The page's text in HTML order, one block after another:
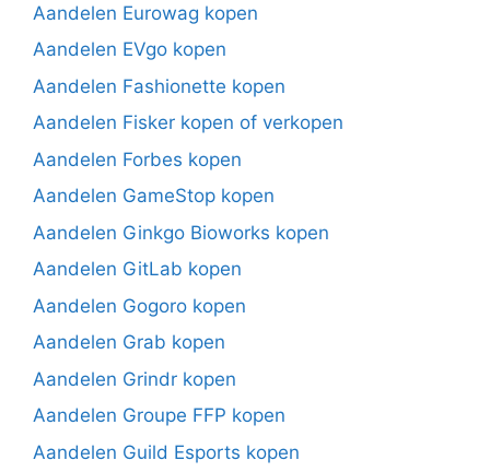
Aandelen Eurowag kopen
Aandelen EVgo kopen
Aandelen Fashionette kopen
Aandelen Fisker kopen of verkopen
Aandelen Forbes kopen
Aandelen GameStop kopen
Aandelen Ginkgo Bioworks kopen
Aandelen GitLab kopen
Aandelen Gogoro kopen
Aandelen Grab kopen
Aandelen Grindr kopen
Aandelen Groupe FFP kopen
Aandelen Guild Esports kopen